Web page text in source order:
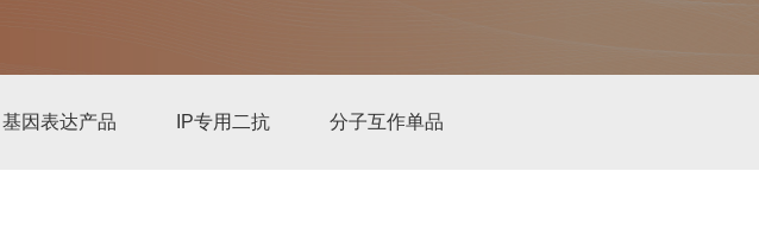
基因表达产品 IP专用二抗 分子互作单品